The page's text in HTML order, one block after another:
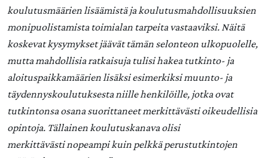
koulutusmäärien lisäämistä ja koulutusmahdollisuuksien
monipuolistamista toimialan tarpeita vastaaviksi. Näitä
koskevat kysymykset jäävät tämän selonteon ulkopuolelle,
mutta mahdollisia ratkaisuja tulisi hakea tutkinto- ja
aloituspaikkamäärien lisäksi esimerkiksi muunto- ja
täydennyskoulutuksesta niille henkilöille, jotka ovat
tutkintonsa osana suorittaneet merkittävästi oikeudellisia
opintoja. Tällainen koulutuskanava olisi
merkittävästi nopeampi kuin pelkkä perustutkintojen